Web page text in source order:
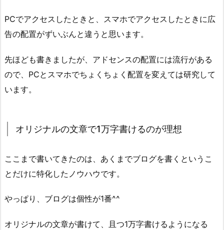
PCでアクセスしたときと、スマホでアクセスしたときに広
告の配置がずいぶんと違うと思います。
先ほども書きましたが、アドセンスの配置には流行がある
ので、PCとスマホでちょくちょく配置を変えては研究して
います。
オリジナルの文章で1万字書けるのが理想
ここまで書いてきたのは、あくまでブログを書くというこ
とだけに特化したノウハウです。
やっぱり、ブログは個性が1番^^
オリジナルの文章が書けて、且つ1万字書けるようになる